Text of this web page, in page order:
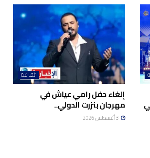
ثقافة
إلغاء حفل رامي عياش في
مهرجان بنزرت الدولي..